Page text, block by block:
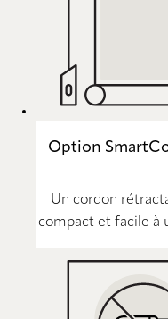
Option
Un cordon
compact et facile à